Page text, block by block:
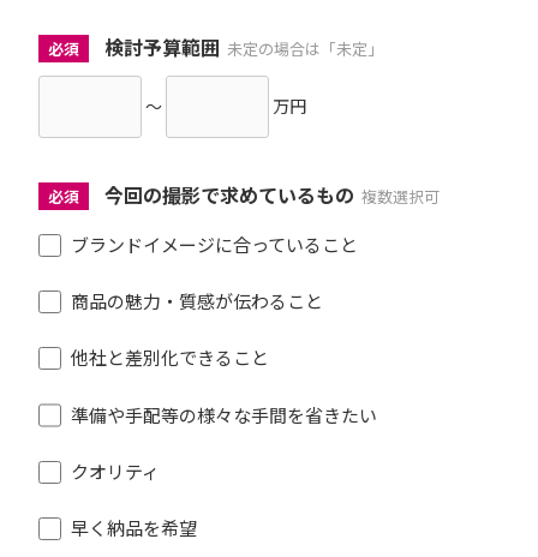
必須 検討予算範囲 未定の場合は「未定」
～ 万円
必須 今回の撮影で求めているもの 複数選択可
ブランドイメージに合っていること
商品の魅力・質感が伝わること
他社と差別化できること
準備や手配等の様々な手間を省きたい
クオリティ
早く納品を希望